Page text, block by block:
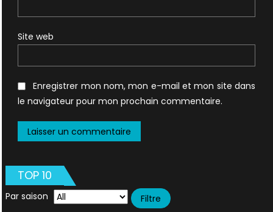
Site web
Enregistrer mon nom, mon e-mail et mon site dans
le navigateur pour mon prochain commentaire.
TOP 10
Par saison